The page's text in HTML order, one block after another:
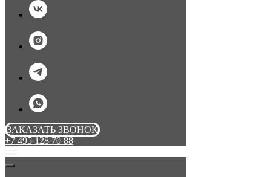
ЗАКАЗАТЬ ЗВОНОК
+7 495 128 70 88